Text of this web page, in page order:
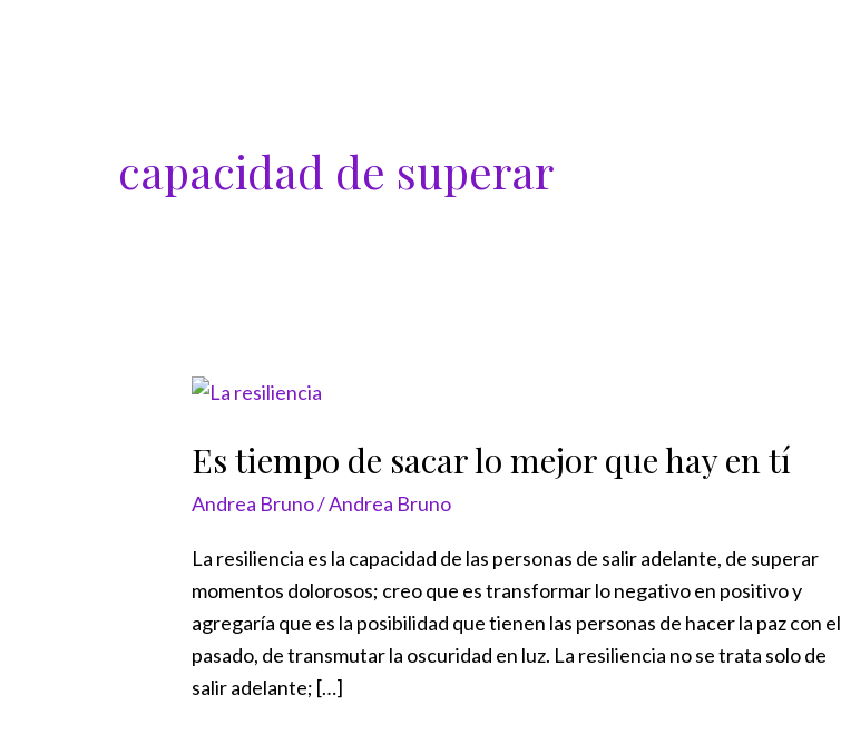
capacidad de superar
Es tiempo de sacar lo mejor que hay en tí
Andrea Bruno/Andrea Bruno
La resiliencia es la capacidad de las personas de salir adelante, de superar
momentos dolorosos; creo que es transformar lo negativo en positivo y
agregaría que es la posibilidad que tienen las personas de hacer la paz con el
pasado, de transmutar la oscuridad en luz. La resiliencia no se trata solo de
salir adelante; […]
Es
de
lo
mejor
que
hay
en
tí